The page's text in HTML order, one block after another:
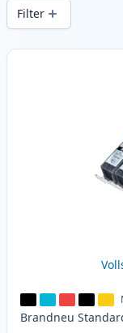
lokalem Lager in .
Filter
Produkte
Brandneu